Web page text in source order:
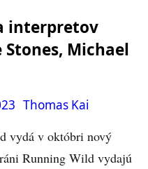
interpretov
Michael
Thomas Kai
vydá v októbri nový
Running Wild vydajú